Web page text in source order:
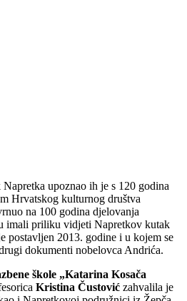
upoznao ih je s 120 godina
Hrvatskog kulturnog društva
na 100 godina djelovanja
imali priliku vidjeti Napretkov kutak
postavljen 2013. godine i u kojem se
dokumenti nobelovca Andrića.
škole „Katarina Kosača
Kristina Čustović zahvalila je